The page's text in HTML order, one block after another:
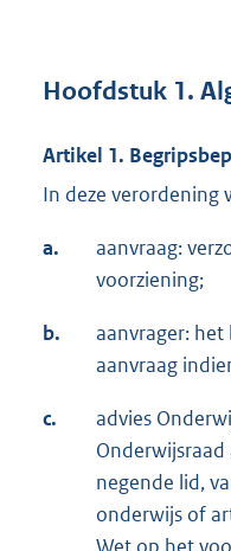
Hoofdstuk 1.
Artikel 1.
In deze verordening
a.
aanvraag:
voorziening;
b.
aanvrager: het
aanvraag
c.
advies
negende lid,
onderwijs of